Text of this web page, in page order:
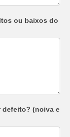
ou baixos do
defeito? (noiva e